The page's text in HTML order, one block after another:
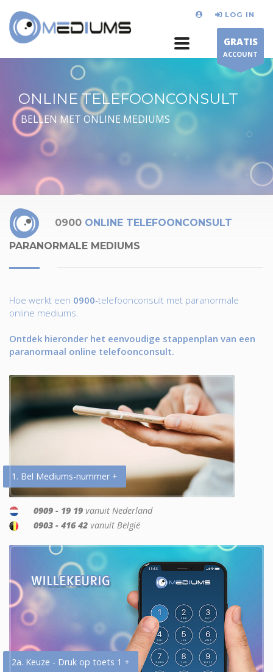
LOG IN
GRATIS
ACCOUNT
ONLINE TELEFOONCONSULT
BELLEN MET ONLINE MEDIUMS
0900 ONLINE TELEFOONCONSULT
PARANORMALE MEDIUMS
Hoe werkt een 0900-telefoonconsult met paranormale
online mediums.
Ontdek hieronder het eenvoudige stappenplan van een
paranormaal online telefoonconsult.
1. Bel Mediums-nummer +
0909 - 19 19 vanuit Nederland
0903 - 416 42 vanuit België
2a. Keuze - Druk op toets 1 +